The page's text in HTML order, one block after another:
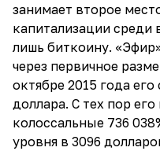
занимает второе
капитализации среди
лишь биткоину.
через первичное
октябре 2015 года
доллара. С тех пор
колоссальные 736
уровня в 3096